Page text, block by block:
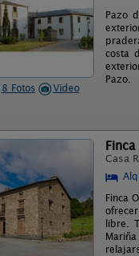
8 Fotos Video
Pazo
costa
Pazo.
Casa
Finca
libre.